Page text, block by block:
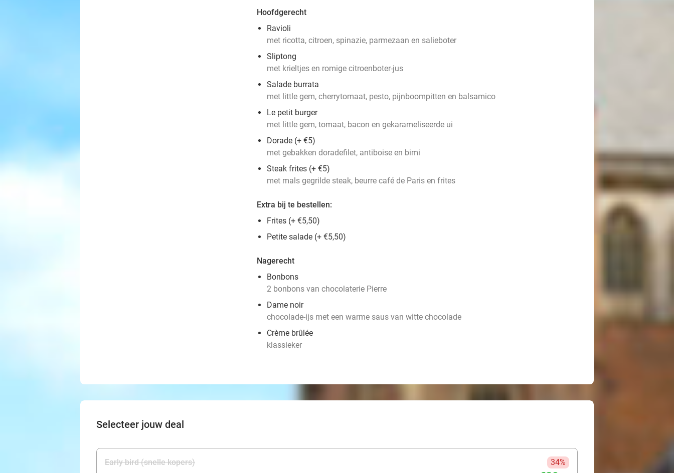
Hoofdgerecht
Ravioli
met ricotta, citroen, spinazie, parmezaan en salieboter
Sliptong
met krieltjes en romige citroenboter-jus
Salade burrata
met little gem, cherrytomaat, pesto, pijnboompitten en balsamico
Le petit burger
met little gem, tomaat, bacon en gekarameliseerde ui
Dorade (+ €5)
met gebakken doradefilet, antiboise en bimi
Steak frites (+ €5)
met mals gegrilde steak, beurre café de Paris en frites
Extra bij te bestellen:
Frites (+ €5,50)
Petite salade (+ €5,50)
Nagerecht
Bonbons
2 bonbons van chocolaterie Pierre
Dame noir
chocolade-ijs met een warme saus van witte chocolade
Crème brûlée
klassieker
Selecteer jouw deal
Early bird (snelle kopers)
34%